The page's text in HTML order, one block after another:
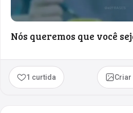
Nós queremos que você
1 curtida